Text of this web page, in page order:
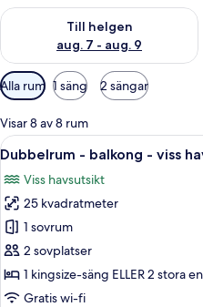
Till helgen
aug. 7 - aug. 9
Kontrollera tillgängligheten
Tillgängliga
filter
för
rum
Alla rum 1 säng 2 sängar
Visar 8 av 8 rum
Öppna
alla
foton
för
Dubbelrum
-
balkong
-
4
Dubbelrum - balkong - viss
Viss havsutsikt
25 kvadratmeter
1 sovrum
2 sovplatser
1 kingsize-säng ELLER 2 stora
Gratis wi-fi